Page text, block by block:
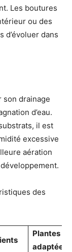
Les boutures
ou des
d’évoluer dans
son drainage
d’eau.
il est
excessive
aération
des
Plantes
adaptées